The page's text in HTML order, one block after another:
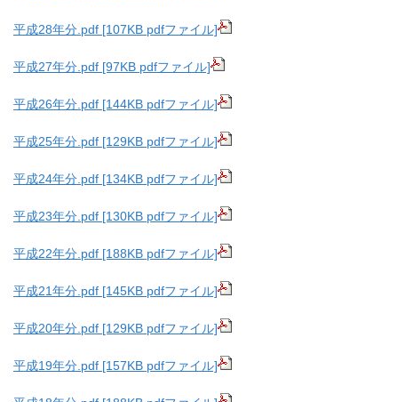
平成28年分.pdf [107KB pdfファイル]
平成27年分.pdf [97KB pdfファイル]
平成26年分.pdf [144KB pdfファイル]
平成25年分.pdf [129KB pdfファイル]
平成24年分.pdf [134KB pdfファイル]
平成23年分.pdf [130KB pdfファイル]
平成22年分.pdf [188KB pdfファイル]
平成21年分.pdf [145KB pdfファイル]
平成20年分.pdf [129KB pdfファイル]
平成19年分.pdf [157KB pdfファイル]